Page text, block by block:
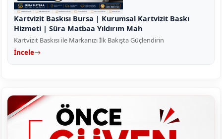
Kartvizit Baskısı Bursa | Kurumsal Kartvizit Baskı
Hizmeti | Süra Matbaa Yıldırım Mah
Kartvizit Baskısı ile Markanızı İlk Bakışta Güçlendirin
İncele